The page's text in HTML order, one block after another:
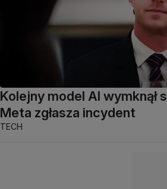
Kolejny model AI wymknął
Meta zgłasza incydent
TECH